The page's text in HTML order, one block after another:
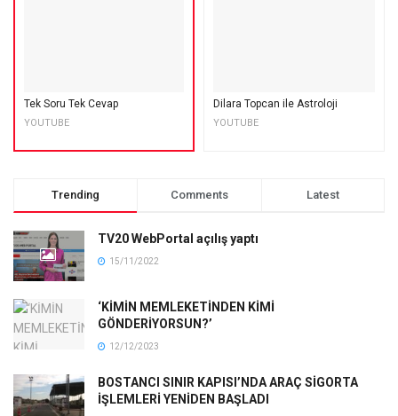
Tek Soru Tek Cevap
YOUTUBE
Dilara Topcan ile Astroloji
YOUTUBE
Trending Comments Latest
TV20 WebPortal açılış yaptı
15/11/2022
‘KİMİN MEMLEKETİNDEN KİMİ
GÖNDERİYORSUN?’
12/12/2023
BOSTANCI SINIR KAPISI’NDA ARAÇ SİGORTA
İŞLEMLERİ YENİDEN BAŞLADI